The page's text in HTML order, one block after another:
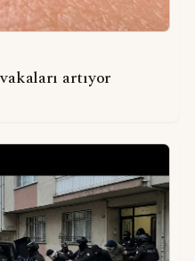
artıyor